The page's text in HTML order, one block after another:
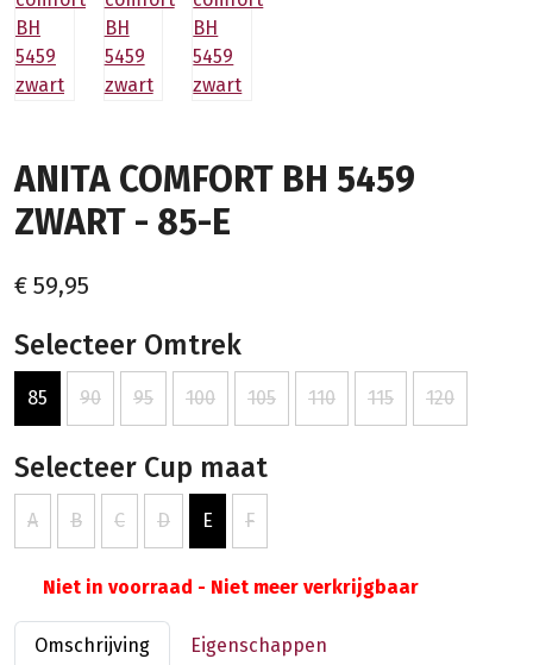
ANITA COMFORT BH 5459
ZWART - 85-E
€ 59,95
Selecteer Omtrek
85 90 95 100 105 110 115 120
Selecteer Cup maat
A B C D E F
Niet in voorraad - Niet meer verkrijgbaar
Omschrijving Eigenschappen